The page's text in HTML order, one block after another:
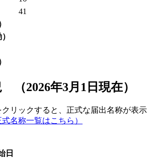
41
（2026年3月1日現在）
リックすると、正式な届出名称が表示
式名称一覧はこちら）
日